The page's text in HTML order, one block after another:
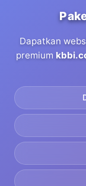
Dapatkan
premium